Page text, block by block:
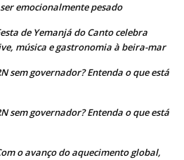
emocionalmente pesado
de Yemanjá do Canto celebra
música e gastronomia à beira-mar
sem governador? Entenda o que está
sem governador? Entenda o que está
o avanço do aquecimento global,